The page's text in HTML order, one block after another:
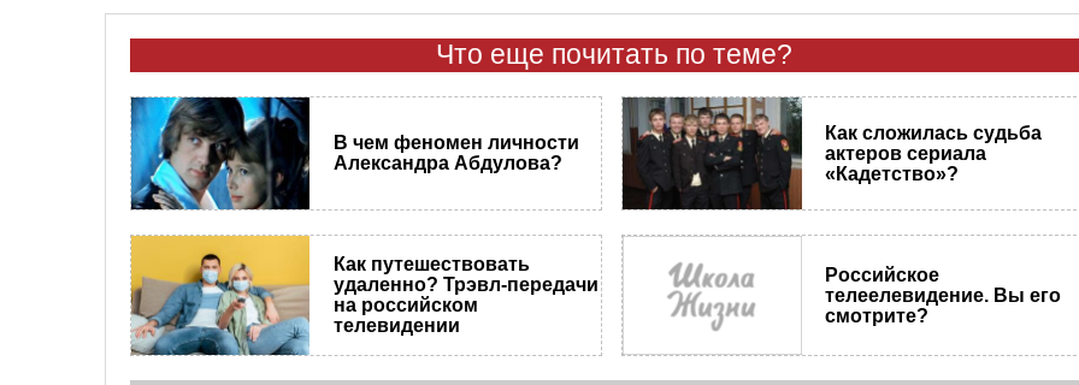
Что еще почитать по теме?
В чем феномен личности
Александра Абдулова?
Как сложилась судьба
актеров сериала
«Кадетство»?
Как путешествовать
удаленно? Трэвл-передачи
на российском
телевидении
Российское
телеелевидение. Вы его
смотрите?